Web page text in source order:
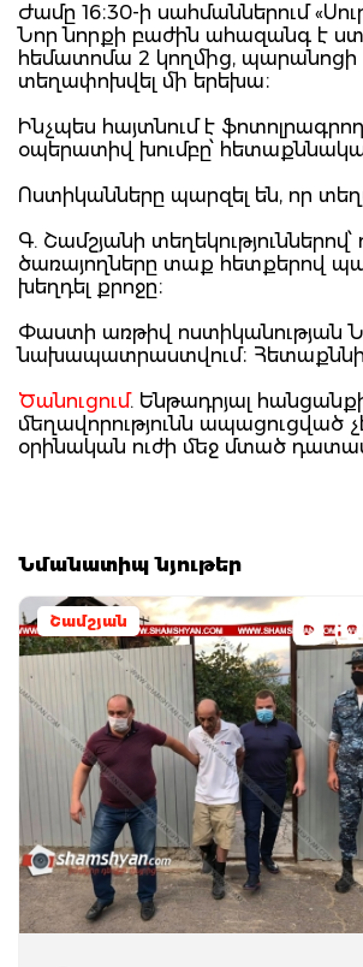
Ժամը 16։30-ի սահմաններում
Նոր նորքի բաժին ահազանգ է
հեմատոմա 2 կողմից, պարանոցի
տեղափոխվել մի երեխա։
Ինչպես հայտնում է
օպերատիվ խումբը՝
Ոստիկանները պարզել են, որ
Գ. Շամշյանի
ծառայողները տաք հետքերով
խեղդել քրոջը։
Փաստի առթիվ ոստիկանության
նախապատրաստվում։
Ծանուցում. Ենթադրյալ
մեղավորությունն
օրինական ուժի մեջ մտած
Նմանատիպ նյութեր
Շամշյան